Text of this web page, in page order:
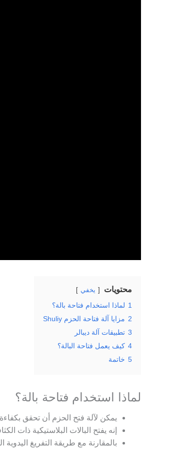
محتويات يخفي
1 لماذا استخدام فتاحة بالة؟
2 مزايا آلة فتاحة الحزم Shuliy
3 تطبيقات آلة ديبالر
4 كيف يعمل فتاحة البالة؟
5 خاتمة
لماذا استخدام فتاحة بالة؟
يمكن لآلة فتح الحزم أن تحقق
إنه يفتح البالات البلاستيكية ذات
بالمقارنة مع طريقة التفريغ